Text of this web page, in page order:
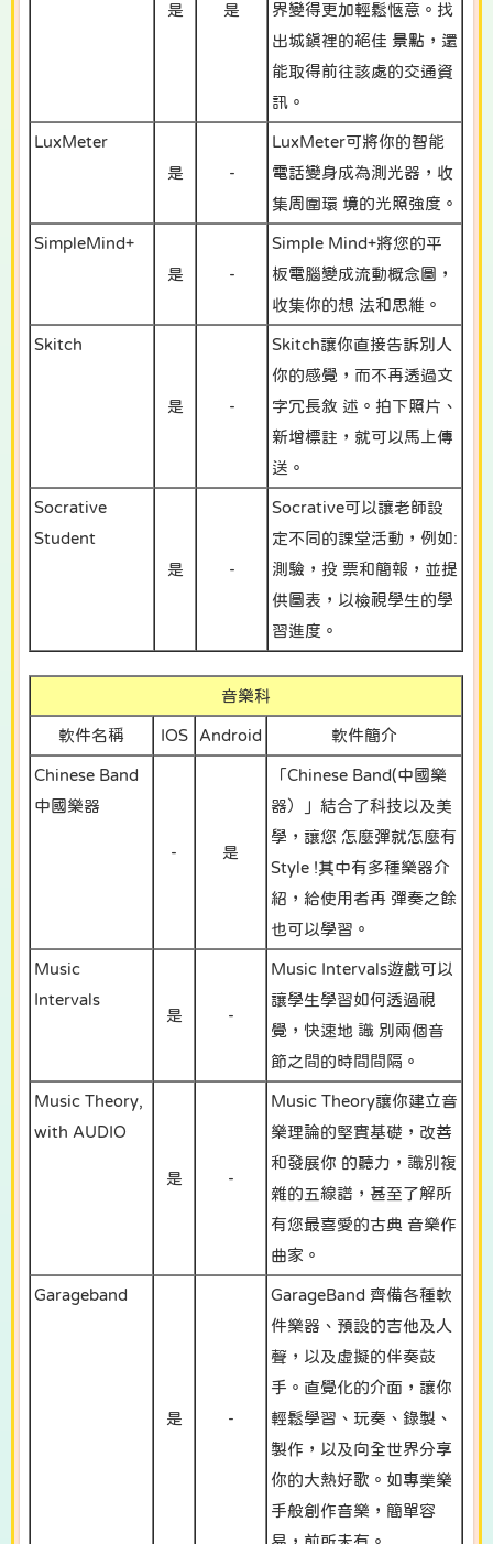
是 是
界變得更加輕鬆愜意。找
出城鎮裡的絕佳 景點，還
能取得前往該處的交通資
訊。
LuxMeter
是
-
LuxMeter可將你的智能
電話變身成為測光器，收
集周圍環 境的光照強度。
SimpleMind+
是
-
Simple Mind+將您的平
板電腦變成流動概念圖，
收集你的想 法和思維。
Skitch
是 -
Skitch讓你直接告訴別人
你的感覺，而不再透過文
字冗長敘 述。拍下照片、
新增標註，就可以馬上傳
送。
Socrative
Student
是
-
Socrative可以讓老師設
定不同的課堂活動，例如:
測驗，投 票和簡報，並提
供圖表，以檢視學生的學
習進度。
音樂科
軟件名稱 IOS Android 軟件簡介
Chinese Band
中國樂器
- 是
「Chinese Band(中國樂
器）」結合了科技以及美
學，讓您 怎麼彈就怎麼有
Style !其中有多種樂器介
紹，給使用者再 彈奏之餘
也可以學習。
Music
Intervals
是
-
Music Intervals遊戲可以
讓學生學習如何透過視
覺，快速地 識 別兩個音
節之間的時間間隔。
Music Theory,
with AUDIO
是 -
Music Theory讓你建立音
樂理論的堅實基礎，改善
和發展你 的聽力，識別複
雜的五線譜，甚至了解所
有您最喜愛的古典 音樂作
曲家。
Garageband
是 -
GarageBand 齊備各種軟
件樂器、預設的吉他及人
聲，以及虛擬的伴奏鼓
手。直覺化的介面，讓你
輕鬆學習、玩奏、錄製、
製作，以及向全世界分享
你的大熱好歌。如專業樂
手般創作音樂，簡單容